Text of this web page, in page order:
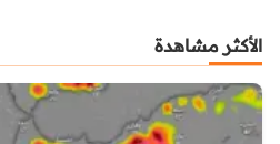
الأكثر مشاهدة